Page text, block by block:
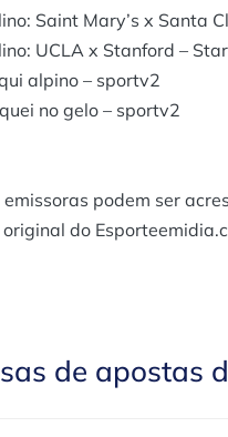
Saint Mary’s x Santa
UCLA x Stanford –
alpino – sportv2
no gelo – sportv2
podem ser
do
de apostas